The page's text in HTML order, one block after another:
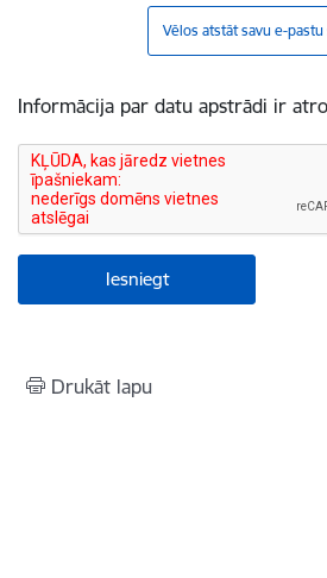
Vēlos atstāt savu e-pastu
Informācija par datu apstrādi ir
Drukāt lapu